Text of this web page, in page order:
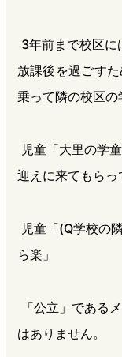
3年前まで校区に
放課後を過ごす
乗って隣の校区の
児童「大里の学
迎えに来てもらっ
児童「(Q学校の
ら楽」
「公立」である
はありません。